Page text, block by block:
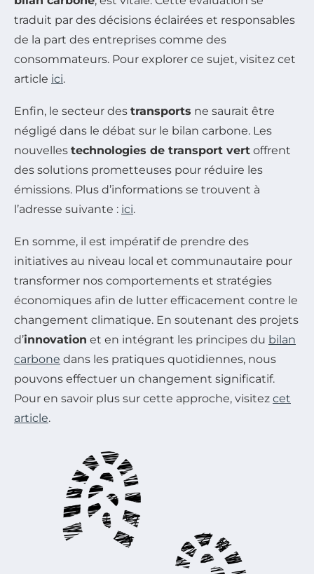
traduit par des décisions éclairées et responsables
de la part des entreprises comme des
consommateurs. Pour explorer ce sujet, visitez cet
article ici.
Enfin, le secteur des transports ne saurait être
négligé dans le débat sur le bilan carbone. Les
nouvelles technologies de transport vert offrent
des solutions prometteuses pour réduire les
émissions. Plus d’informations se trouvent à
l’adresse suivante : ici.
En somme, il est impératif de prendre des
initiatives au niveau local et communautaire pour
transformer nos comportements et stratégies
économiques afin de lutter efficacement contre le
changement climatique. En soutenant des projets
d’innovation et en intégrant les principes du bilan
carbone dans les pratiques quotidiennes, nous
pouvons effectuer un changement significatif.
Pour en savoir plus sur cette approche, visitez cet
article.